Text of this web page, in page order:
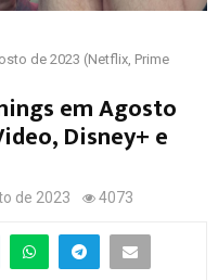
de 2023 (Netflix, Prime
em Agosto
Disney+ e
de 2023 4073